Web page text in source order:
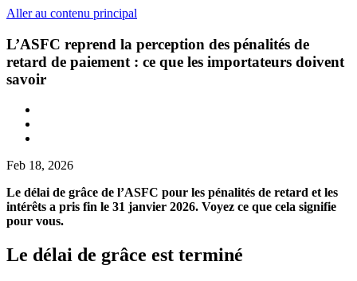
Aller au contenu principal
L’ASFC reprend la perception des pénalités de
retard de paiement : ce que les importateurs doivent
savoir
Feb 18, 2026
Le délai de grâce de l’ASFC pour les pénalités de retard et les
intérêts a pris fin le 31 janvier 2026. Voyez ce que cela signifie
pour vous.
Le délai de grâce est terminé